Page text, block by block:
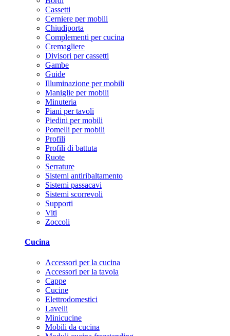
Cassetti
Cerniere per mobili
Chiudiporta
Complementi per cucina
Cremagliere
Divisori per cassetti
Gambe
Guide
Illuminazione per mobili
Maniglie per mobili
Minuteria
Piani per tavoli
Piedini per mobili
Pomelli per mobili
Profili
Profili di battuta
Ruote
Serrature
Sistemi antiribaltamento
Sistemi passacavi
Sistemi scorrevoli
Supporti
Viti
Zoccoli
Cucina
Accessori per la cucina
Accessori per la tavola
Cappe
Cucine
Elettrodomestici
Lavelli
Minicucine
Mobili da cucina